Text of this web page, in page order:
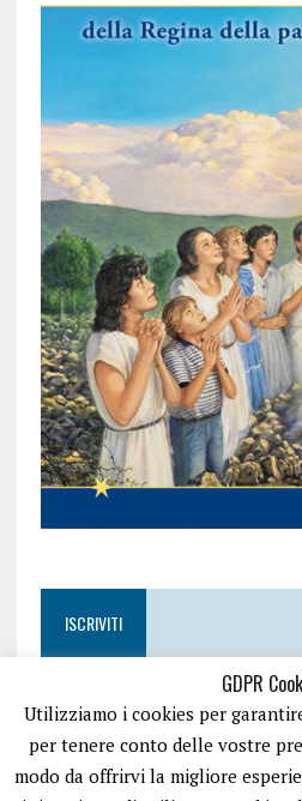
ISCRIVITI
GDPR
Utilizziamo i cookies per
per tenere conto delle vostre
modo da offrirvi la migliore